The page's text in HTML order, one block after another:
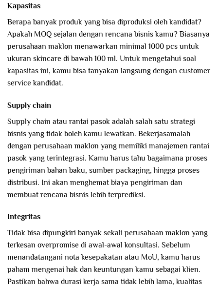
Kapasitas
Berapa banyak produk yang bisa diproduksi oleh kandidat?
Apakah MOQ sejalan dengan rencana bisnis kamu? Biasanya
perusahaan maklon menawarkan minimal 1000 pcs untuk
ukuran skincare di bawah 100 ml. Untuk mengetahui soal
kapasitas ini, kamu bisa tanyakan langsung dengan customer
service kandidat.
Supply chain
Supply chain atau rantai pasok adalah salah satu strategi
bisnis yang tidak boleh kamu lewatkan. Bekerjasamalah
dengan perusahaan maklon yang memiliki manajemen rantai
pasok yang terintegrasi. Kamu harus tahu bagaimana proses
pengiriman bahan baku, sumber packaging, hingga proses
distribusi. Ini akan menghemat biaya pengiriman dan
membuat rencana bisnis lebih terprediksi.
Integritas
Tidak bisa dipungkiri banyak sekali perusahaan maklon yang
terkesan overpromise di awal-awal konsultasi. Sebelum
menandatangani nota kesepakatan atau MoU, kamu harus
paham mengenai hak dan keuntungan kamu sebagai klien.
Pastikan bahwa durasi kerja sama tidak lebih lama, kualitas